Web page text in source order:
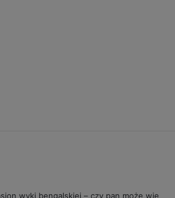
wyki bengalskiej – czy pan może wie